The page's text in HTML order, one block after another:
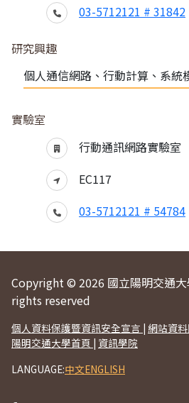
03-5712121 # 31842
研究興趣
個人通信網路、行動計算、系統
實驗室
行動通訊網路實驗室
EC117
03-5712121 # 54784
Copyright © 2026 國立陽明交通
rights reserved
個人資料保護暨資訊安全宣言 | 網站資
陽明交通大學首頁 | 資訊學院
LANGUAGE:中文ENGLISH